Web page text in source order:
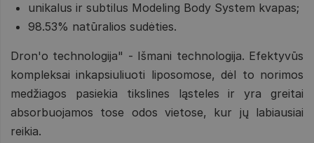
unikalus ir subtilus Modeling Body System kvapas;
98.53% natūralios sudėties.
Dron'o technologija" - Išmani technologija. Efektyvūs
kompleksai inkapsiuliuoti liposomose, dėl to norimos
medžiagos pasiekia tikslines ląsteles ir yra greitai
absorbuojamos tose odos vietose, kur jų labiausiai
reikia.